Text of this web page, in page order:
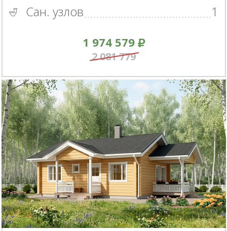
Сан. узлов
1
1 974 579
2 081 779